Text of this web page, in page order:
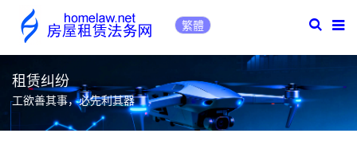
繁體
租赁纠纷
工欲善其事，必先利其器